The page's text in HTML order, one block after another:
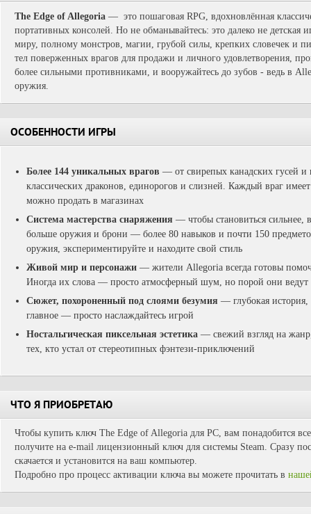
The Edge of Allegoria — это пошаговая RPG, вдохновлённая
портативных консолей. Но не обманывайтесь: это далеко не детская
миру, полному монстров, магии, грубой силы, крепких словечек и
тел поверженных врагов для продажи и личного удовлетворения,
более сильными противниками, и вооружайтесь до зубов - ведь в
оружия.
ОСОБЕННОСТИ ИГРЫ
Более 144 уникальных врагов — от свирепых канадских гусей и
классических драконов, единорогов и слизней. Каждый враг
можно продать в магазинах
Система мастерства снаряжения — чтобы становиться сильнее,
больше оружия и брони — более 80 навыков и почти 150
оружия, экспериментируйте и находите свой стиль
Живой мир и персонажи — жители Allegoria всегда готовы
Иногда их слова — просто атмосферный шум, но порой они
Сюжет, похороненный под слоями безумия — глубокая история,
главное — просто наслаждайтесь игрой
Ностальгическая пиксельная эстетика — свежий взгляд на
тех, кто устал от стереотипных фэнтези-приключений
ЧТО Я ПРИОБРЕТАЮ
Чтобы купить ключ The Edge of Allegoria для PC, вам понадобится
получите на e-mail лицензионный ключ для системы Steam. Сразу
скачается и установится на ваш компьютер.
Подробно про процесс активации ключа вы можете прочитать в